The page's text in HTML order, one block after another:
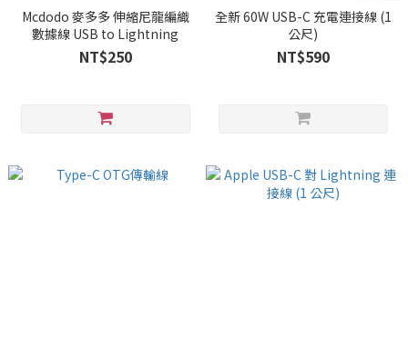
Mcdodo 麥多多 伸縮尼龍編織
數據線 USB to Lightning
NT$250
全新 60W USB-C 充電連接線 (1
公尺)
NT$590